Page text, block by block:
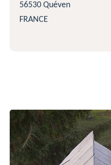
56530 Quéven
FRANCE